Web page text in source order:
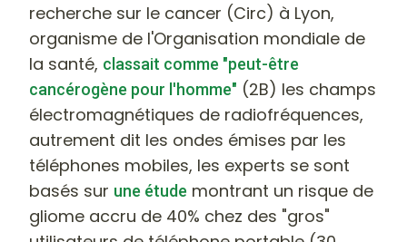
recherche sur le cancer (Circ) à Lyon,
organisme de l'Organisation mondiale de
la santé, classait comme "peut-être
cancérogène pour l'homme" (2B) les champs
électromagnétiques de radiofréquences,
autrement dit les ondes émises par les
téléphones mobiles, les experts se sont
basés sur une étude montrant un risque de
gliome accru de 40% chez des "gros"